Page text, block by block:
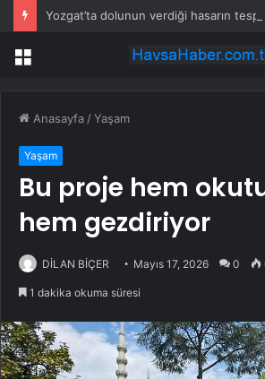
Yozgat’ta dolunun verdiği hasarın
Menü
Anasayfa /Yaşam
Yaşam
Bu proje hem
hem gezdiriyor
DİLAN BİÇER Mayıs 17, 2026 0
1 dakika okuma süresi